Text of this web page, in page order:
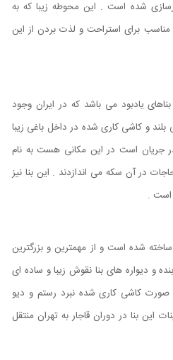
شده است . این محوطه زیبا که به
برای استراحت و لذت بردن از این
یادبود می باشد که در ایران وجود
و کاشی کاری شده در داخل باغی زیبا
جریان است در این مکانی هست به نام
در آن سکه می اندازدند . این بنا نیز
است .
شده است و از مهمترین و بزرگترین
و دیواره های بنا نقوش زیبا و ساده ای
کاشی کاری شده نبرد رستم و دیو
این بنا در دوران قاجار به تهران منتقل